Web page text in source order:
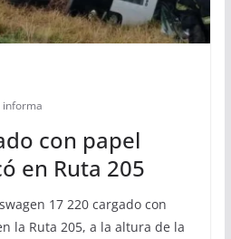
informa
con papel
en Ruta 205
17 220 cargado con
la Ruta 205, a la altura de la